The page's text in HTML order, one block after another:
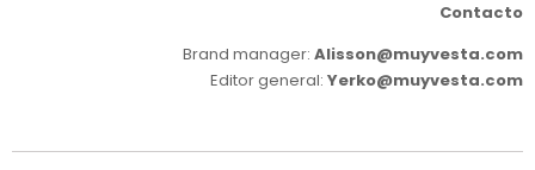
Contacto
Brand manager: Alisson@muyvesta.com
Editor general: Yerko@muyvesta.com